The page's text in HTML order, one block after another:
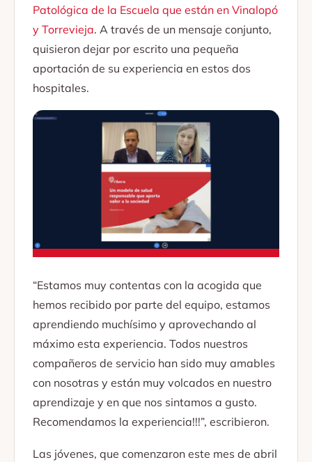
Patológica de la Escuela que están en Vinalopó
y Torrevieja. A través de un mensaje conjunto,
quisieron dejar por escrito una pequeña
aportación de su experiencia en estos dos
hospitales.
“Estamos muy contentas con la acogida que
hemos recibido por parte del equipo, estamos
aprendiendo muchísimo y aprovechando al
máximo esta experiencia. Todos nuestros
compañeros de servicio han sido muy amables
con nosotras y están muy volcados en nuestro
aprendizaje y en que nos sintamos a gusto.
Recomendamos la experiencia!!!”, escribieron.
Las jóvenes, que comenzaron este mes de abril